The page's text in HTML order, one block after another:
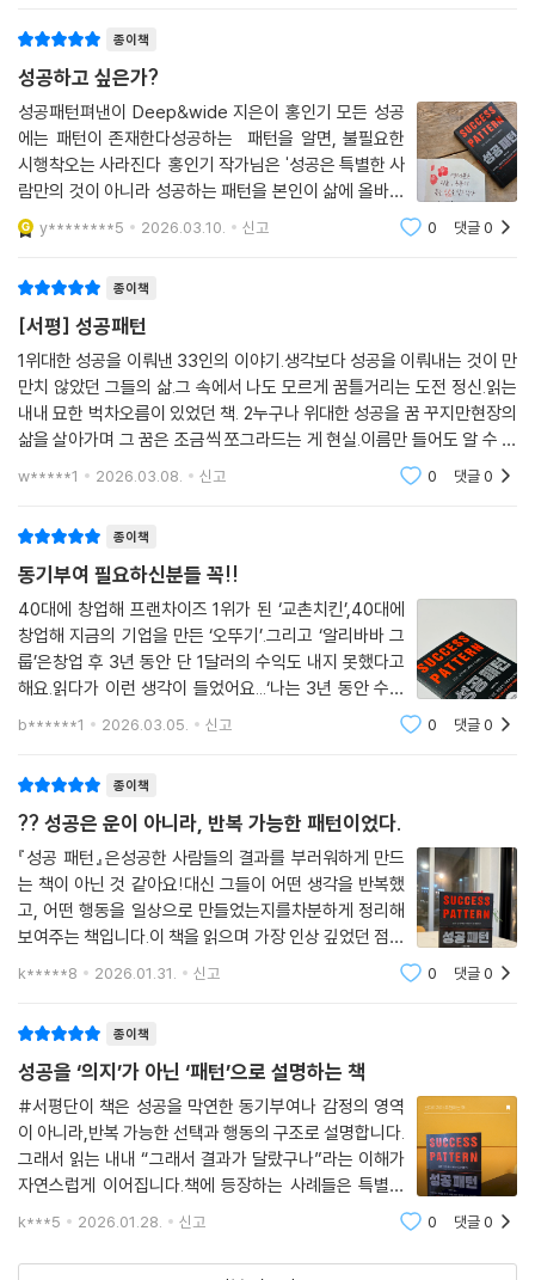
종이책
성공하고 싶은가?
성공패턴펴낸이 Deep&wide 지은이 홍인기 모든 성공
에는 패턴이 존재한다성공하는 패턴을 알면, 불필요한
시행착오는 사라진다 홍인기 작가님은 '성공은 특별한 사
람만의 것이 아니라 성공하는 패턴을 본인이 삶에 올바르
게 적용하는 삶에 올바르게 적용하는 사람의 것'이라는 메
시지를 전하고 있다 어려움과 실패를 딛고 일어선 수많은
y********5 2026.03.10. 신고 0 댓글0
종이책
[서평] 성공패턴
1위대한 성공을 이뤄낸 33인의 이야기.생각보다 성공을 이뤄내는 것이 만
만치 않았던 그들의 삶.그 속에서 나도 모르게 꿈틀거리는 도전 정신.읽는
내내 묘한 벅차오름이 있었던 책. 2누구나 위대한 성공을 꿈 꾸지만현장의
삶을 살아가며 그 꿈은 조금씩 쪼그라드는 게 현실.이름만 들어도 알 수 있
는 사람들은성공의 높은 가능성을 갖고 태어났을거라 생각했었습니다.금
w*****1 2026.03.08. 신고 0 댓글0
종이책
동기부여 필요하신분들 꼭!!
40대에 창업해 프랜차이즈 1위가 된 ‘교촌치킨’,40대에
창업해 지금의 기업을 만든 ‘오뚜기’.그리고 ‘알리바바 그
룹’은창업 후 3년 동안 단 1달러의 수익도 내지 못했다고
해요.읽다가 이런 생각이 들었어요...‘나는 3년 동안 수익
이 없다면 버틸 수 있을까?’.그 질문이 꽤 오래 남더라고
b******1 2026.03.05. 신고 0 댓글0
종이책
?? 성공은 운이 아니라, 반복 가능한 패턴이었다.
『성공 패턴』은성공한 사람들의 결과를 부러워하게 만드
는 책이 아닌 것 같아요!대신 그들이 어떤 생각을 반복했
고, 어떤 행동을 일상으로 만들었는지를차분하게 정리해
보여주는 책입니다.이 책을 읽으며 가장 인상 깊었던 점은
성공을 의지나 감정의 문제가 아니라구조와 반복의 문제
k*****8 2026.01.31. 신고 0 댓글0
종이책
성공을 ‘의지’가 아닌 ‘패턴’으로 설명하는 책
#서평단이 책은 성공을 막연한 동기부여나 감정의 영역
이 아니라,반복 가능한 선택과 행동의 구조로 설명합니다.
그래서 읽는 내내 “그래서 결과가 달랐구나”라는 이해가
자연스럽게 이어집니다.책에 등장하는 사례들은 특별한
재능이나 운을 강조하지 않습니다.대신 상위 1%의 사람들
정 기준을 차분하게 풀어냅니다.그 덕분에 독
k***5 2026.01.28. 신고 0 댓글0